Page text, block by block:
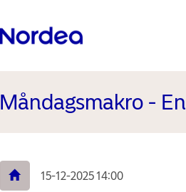
Måndagsmakro -
15-12-2025 14:00